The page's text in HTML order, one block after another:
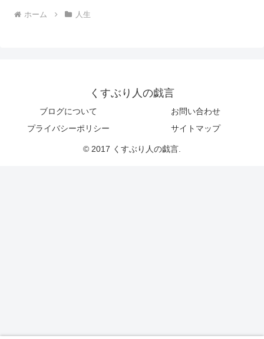
ホーム 人生
くすぶり人の戯言
ブログについて
お問い合わせ
プライバシーポリシー
サイトマップ
© 2017 くすぶり人の戯言.